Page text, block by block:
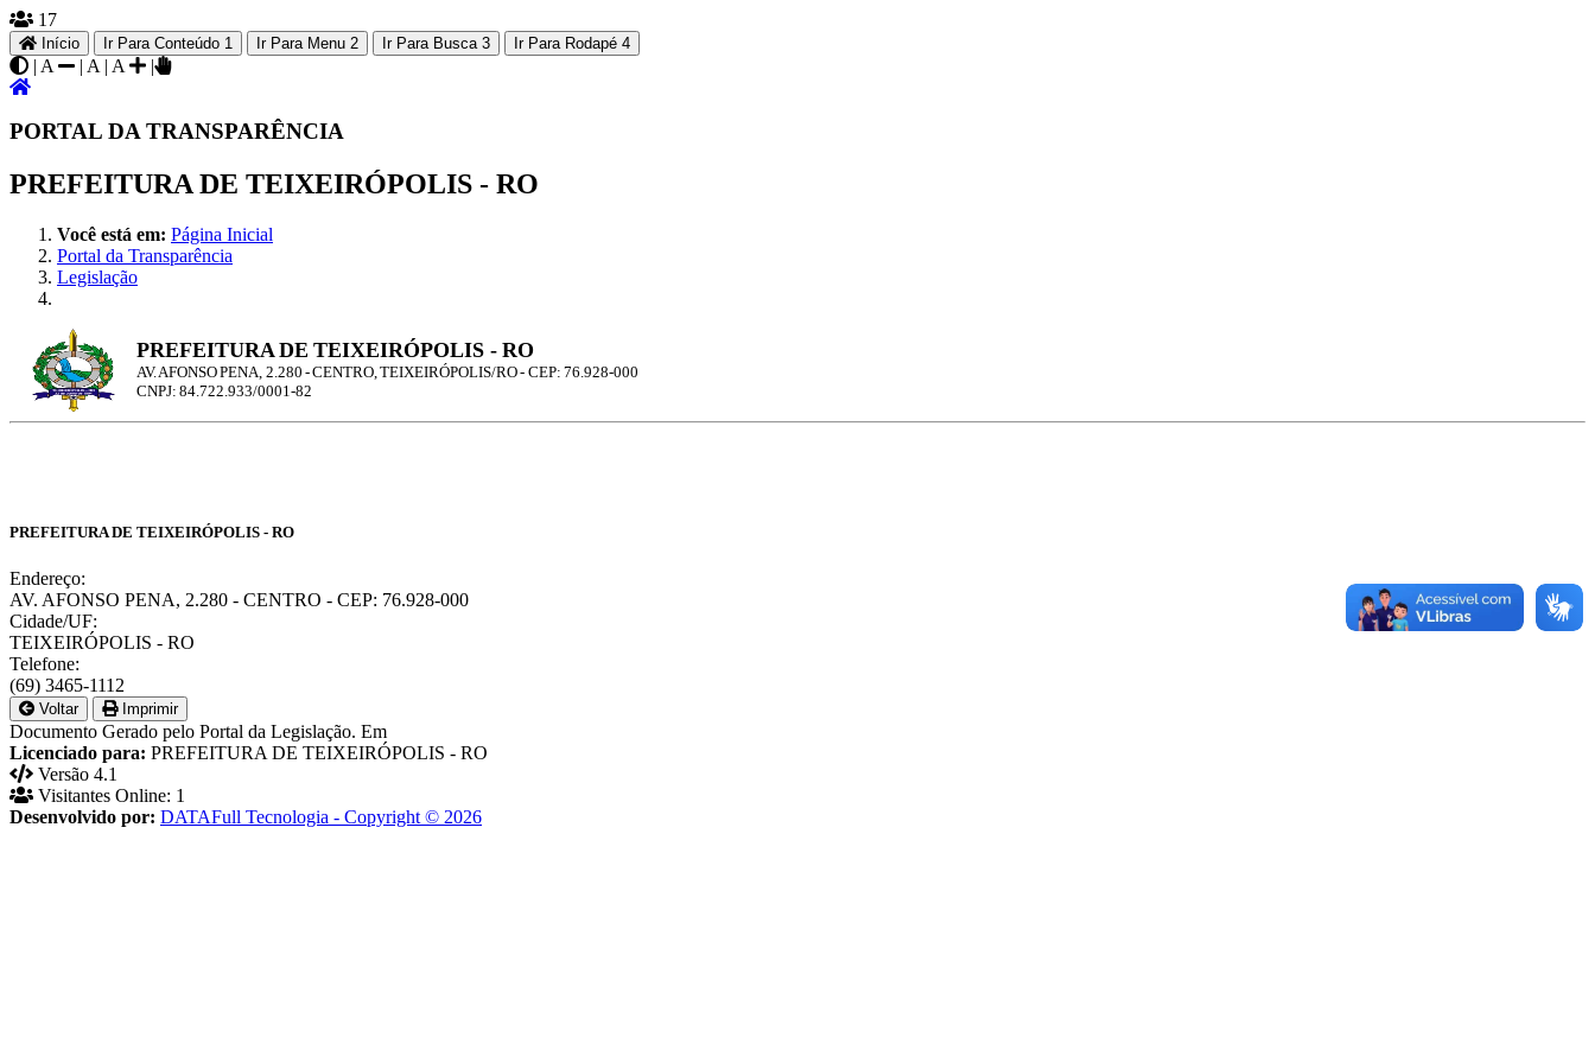
17
Início Ir Para Conteúdo 1 Ir Para Menu 2 Ir Para Busca 3 Ir Para Rodapé 4
| A | A | A |
PORTAL DA TRANSPARÊNCIA
PREFEITURA DE TEIXEIRÓPOLIS - RO
Você está em: Página Inicial
Portal da Transparência
Legislação
PREFEITURA DE TEIXEIRÓPOLIS - RO
AV. AFONSO PENA, 2.280 - CENTRO, TEIXEIRÓPOLIS/RO - CEP: 76.928-000
CNPJ: 84.722.933/0001-82
PREFEITURA DE TEIXEIRÓPOLIS - RO
Endereço:
AV. AFONSO PENA, 2.280 - CENTRO - CEP: 76.928-000
Cidade/UF:
TEIXEIRÓPOLIS - RO
Telefone:
(69) 3465-1112
Voltar Imprimir
Documento Gerado pelo Portal da Legislação. Em
Licenciado para: PREFEITURA DE TEIXEIRÓPOLIS - RO
Versão 4.1
Visitantes Online: 1
Desenvolvido por: DATAFull Tecnologia - Copyright © 2026